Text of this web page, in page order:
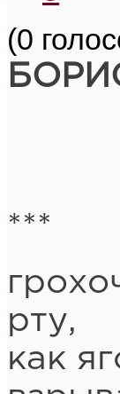
(0
***
рту,
как